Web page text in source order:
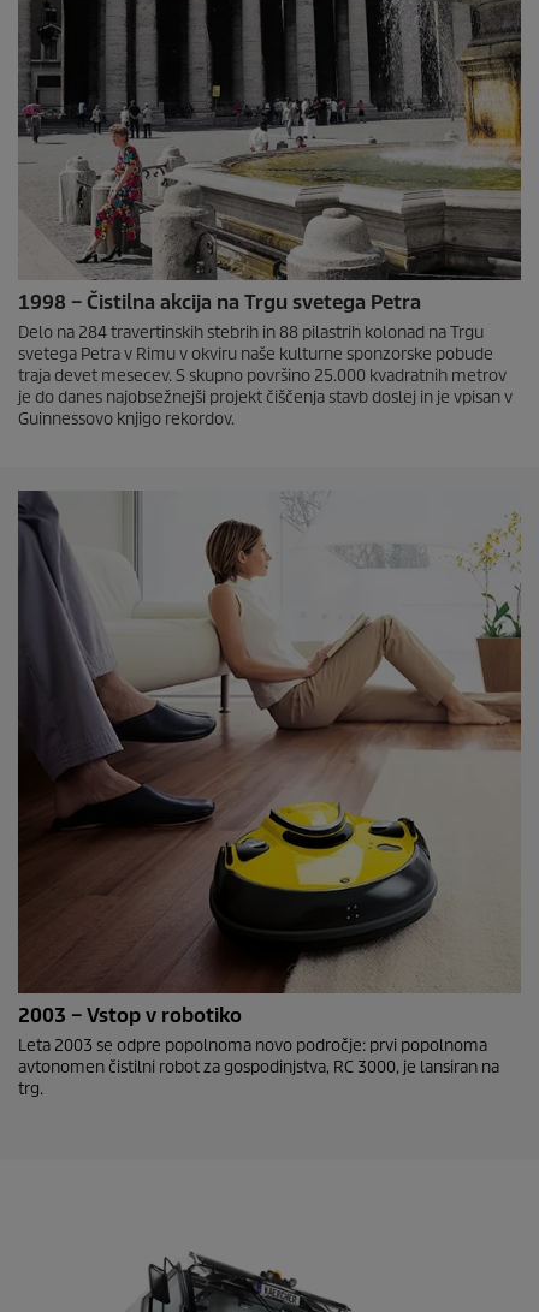
1998 – Čistilna akcija na Trgu svetega Petra
Delo na 284 travertinskih stebrih in 88 pilastrih kolonad na Trgu
svetega Petra v Rimu v okviru naše kulturne sponzorske pobude
traja devet mesecev. S skupno površino 25.000 kvadratnih metrov
je do danes najobsežnejši projekt čiščenja stavb doslej in je vpisan v
Guinnessovo knjigo rekordov.
2003 – Vstop v robotiko
Leta 2003 se odpre popolnoma novo področje: prvi popolnoma
avtonomen čistilni robot za gospodinjstva, RC 3000, je lansiran na
trg.